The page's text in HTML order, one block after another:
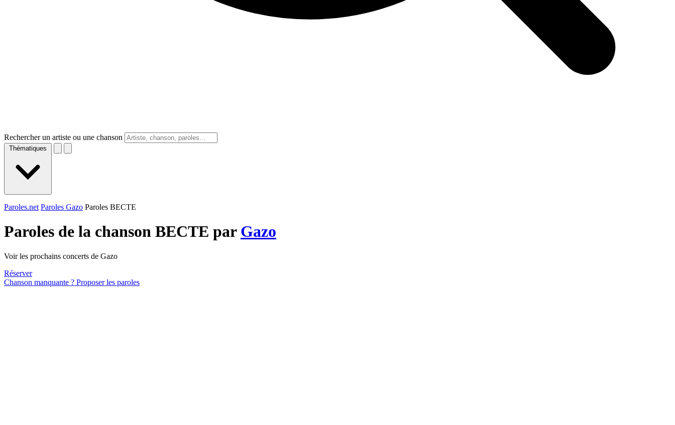
Rechercher un artiste ou une chanson
Thématiques
Paroles.net Paroles Gazo Paroles BECTE
Paroles de la chanson BECTE par Gazo
Voir les prochains concerts de Gazo
Réserver
Chanson manquante ? Proposer les paroles